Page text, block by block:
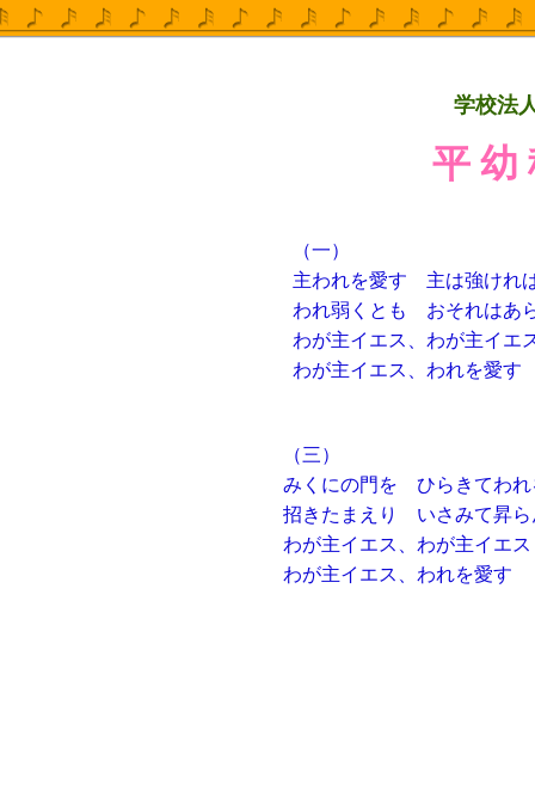
学校法
平
（一）
主われを愛す 主は強けれ
われ弱くとも おそれは
わが主イエス、わが主イエ
わが主イエス、われを愛す
（三）
みくにの門を ひらきてわれ
招きたまえり いさみて
わが主イエス、わが主イエス
わが主イエス、われを愛す